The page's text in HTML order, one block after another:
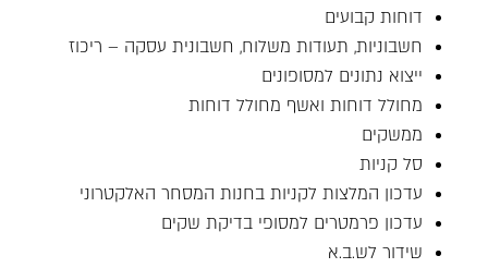
דוחות קבועים
חשבוניות, תעודות משלוח, חשבונית עסקה – ריכוז
ייצוא נתונים למסופונים
מחולל דוחות ואשף מחולל דוחות
ממשקים
סל קניות
עדכון המלצות לקניות בחנות המסחר האלקטרוני
עדכון פרמטרים למסופי בדיקת שקים
שידור לש.ב.א